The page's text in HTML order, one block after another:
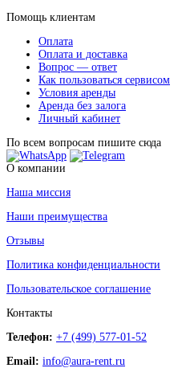
Помощь клиентам
Оплата
Оплата и доставка
Вопрос — ответ
Как пользоваться сервисом
Условия аренды
Аренда без залога
Личный кабинет
По всем вопросам пишите сюда
О компании
Наша миссия
Наши преимущества
Отзывы
Политика конфиденциальности
Пользовательское соглашение
Контакты
Телефон: +7 (499) 577-01-52
Email: info@aura-rent.ru